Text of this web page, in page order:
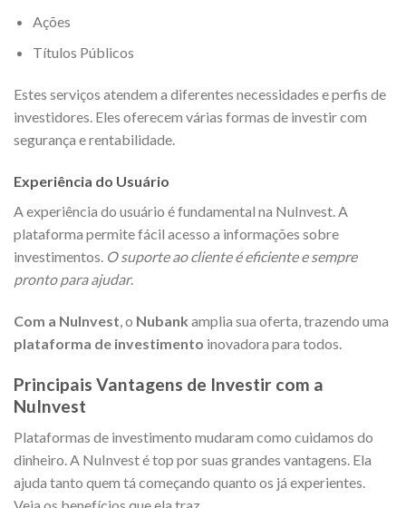
Ações
Títulos Públicos
Estes serviços atendem a diferentes necessidades e perfis de
investidores. Eles oferecem várias formas de investir com
segurança e rentabilidade.
Experiência do Usuário
A experiência do usuário é fundamental na NuInvest. A
plataforma permite fácil acesso a informações sobre
investimentos. O suporte ao cliente é eficiente e sempre
pronto para ajudar.
Com a NuInvest , o Nubank amplia sua oferta, trazendo uma
plataforma de investimento inovadora para todos.
Principais Vantagens de Investir com a
NuInvest
Plataformas de investimento mudaram como cuidamos do
dinheiro. A NuInvest é top por suas grandes vantagens. Ela
ajuda tanto quem tá começando quanto os já experientes.